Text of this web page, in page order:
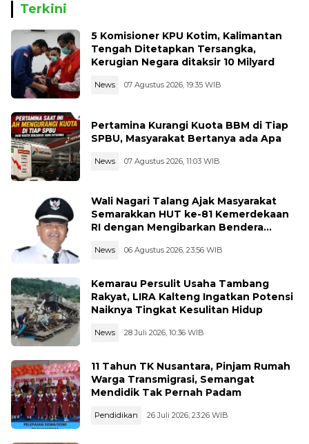
Terkini
5 Komisioner KPU Kotim, Kalimantan
Tengah Ditetapkan Tersangka,
Kerugian Negara ditaksir 10 Milyard
News 07 Agustus 2026, 19:35 WIB
Pertamina Kurangi Kuota BBM di Tiap
SPBU, Masyarakat Bertanya ada Apa
News 07 Agustus 2026, 11:03 WIB
Wali Nagari Talang Ajak Masyarakat
Semarakkan HUT ke-81 Kemerdekaan
RI dengan Mengibarkan Bendera
News 06 Agustus 2026, 23:56 WIB
Kemarau Persulit Usaha Tambang
Rakyat, LIRA Kalteng Ingatkan Potensi
Naiknya Tingkat Kesulitan Hidup
News 28 Juli 2026, 10:36 WIB
11 Tahun TK Nusantara, Pinjam Rumah
Warga Transmigrasi, Semangat
Mendidik Tak Pernah Padam
Pendidikan 26 Juli 2026, 23:26 WIB